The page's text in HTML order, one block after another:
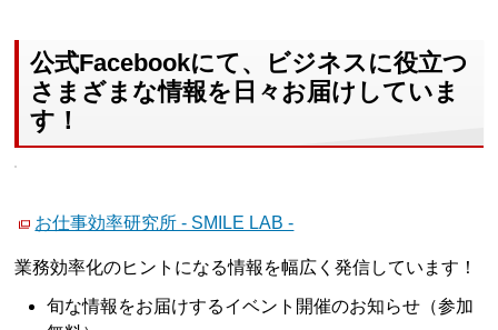
公式Facebookにて、ビジネスに役立つ
さまざまな情報を日々お届けしていま
す！
お仕事効率研究所 - SMILE LAB -
業務効率化のヒントになる情報を幅広く発信しています！
旬な情報をお届けするイベント開催のお知らせ（参加